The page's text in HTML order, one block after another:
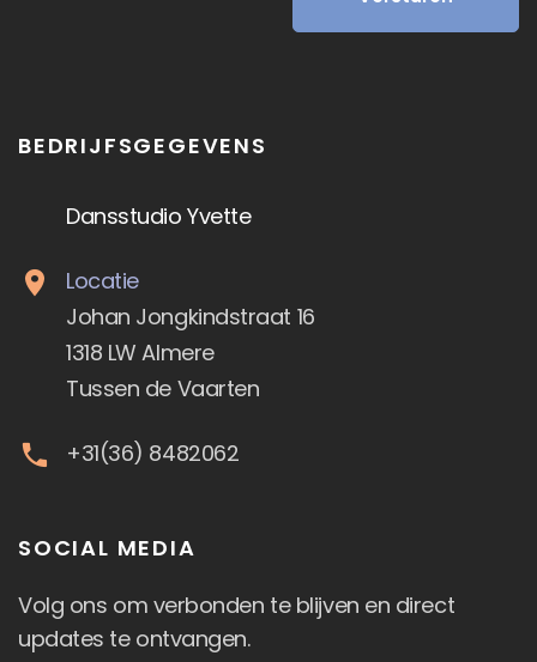
BEDRIJFSGEGEVENS
Dansstudio Yvette
Locatie
Johan Jongkindstraat 16
1318 LW Almere
Tussen de Vaarten
+31(36) 8482062
SOCIAL MEDIA
Volg ons om verbonden te blijven en direct
updates te ontvangen.